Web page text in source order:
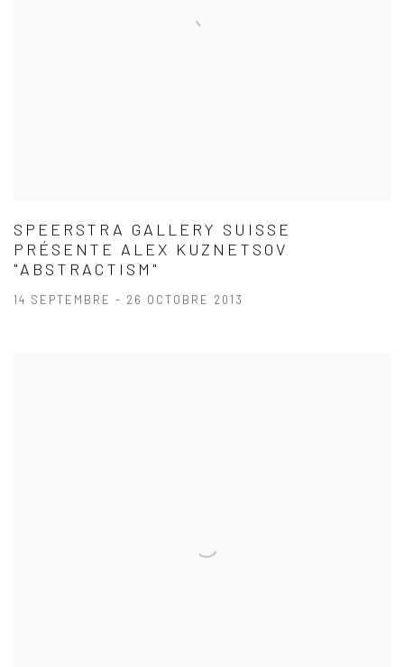
SPEERSTRA GALLERY SUISSE
PRÉSENTE ALEX KUZNETSOV
"ABSTRACTISM"
14 SEPTEMBRE - 26 OCTOBRE 2013